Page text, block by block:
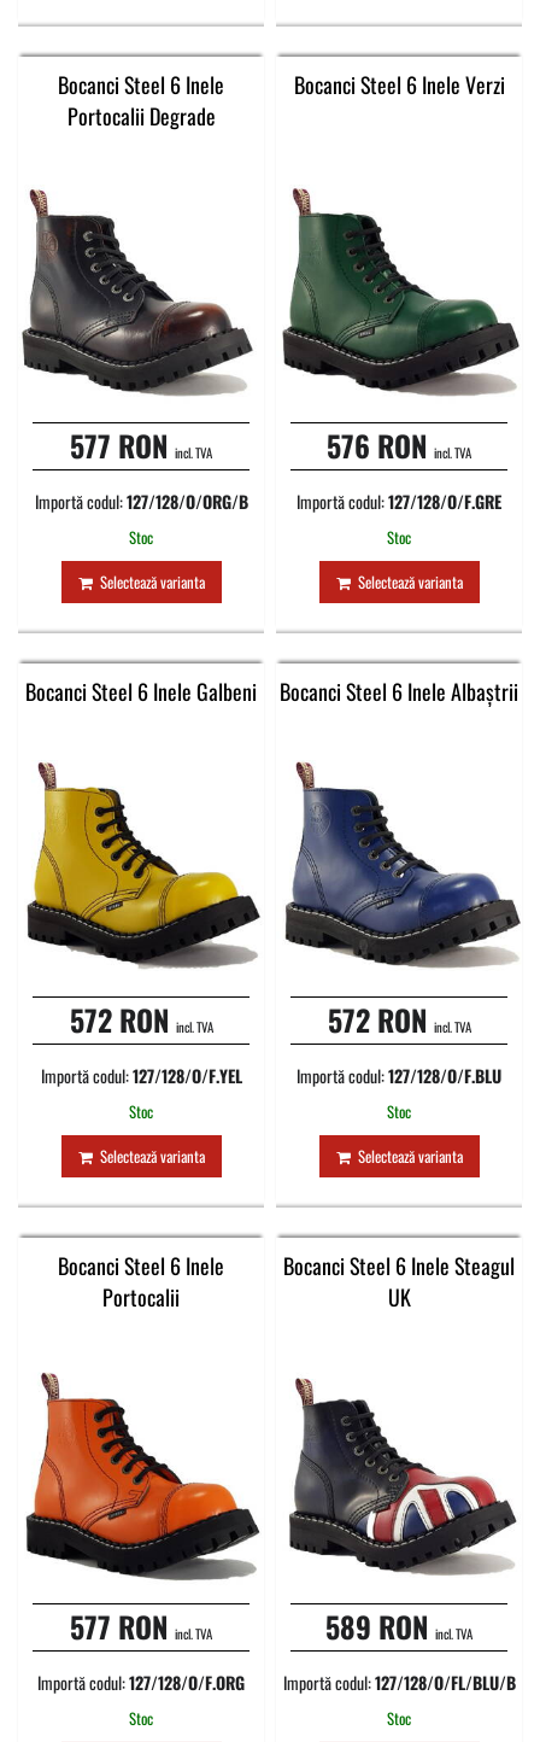
Bocanci Steel 6 Inele
Portocalii Degrade
577 RON incl. TVA
Importă codul:127/128/O/ORG/B
Stoc
Selectează varianta
Bocanci Steel 6 Inele Verzi
576 RON incl. TVA
Importă codul:127/128/O/F.GRE
Stoc
Selectează varianta
Bocanci Steel 6 Inele Galbeni
572 RON incl. TVA
Importă codul:127/128/O/F.YEL
Stoc
Selectează varianta
Bocanci Steel 6 Inele Albaștrii
572 RON incl. TVA
Importă codul:127/128/O/F.BLU
Stoc
Selectează varianta
Bocanci Steel 6 Inele
Portocalii
577 RON incl. TVA
Importă codul:127/128/O/F.ORG
Stoc
Bocanci Steel 6 Inele Steagul
UK
589 RON incl. TVA
Importă codul:127/128/O/FL/BLU/B
Stoc